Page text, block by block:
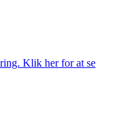
Klik her for at se